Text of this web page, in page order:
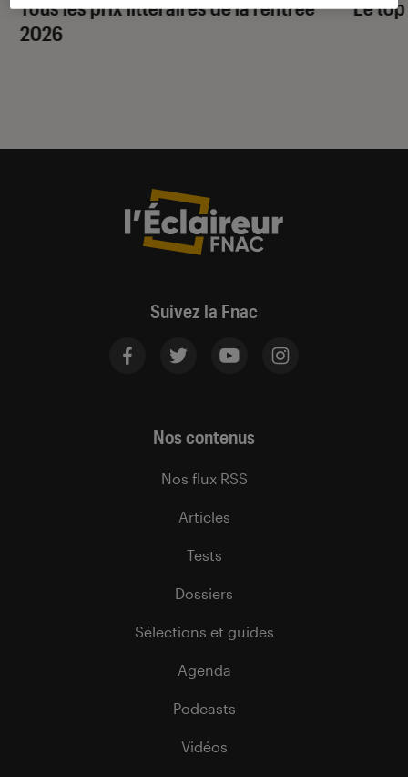
Tous les prix littéraires de la rentrée
2026
Le
Suivez la Fnac
Nos contenus
Nos flux RSS
Articles
Tests
Dossiers
Sélections et guides
Agenda
Podcasts
Vidéos